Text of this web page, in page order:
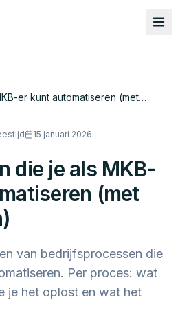
er kunt automatiseren (met
15 januari 2026
die je als MKB-
(met
van bedrijfsprocessen die
Per proces: wat
je het oplost en wat het